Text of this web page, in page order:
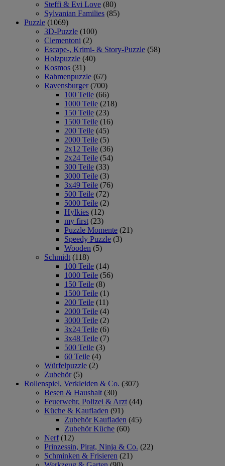
Steffi & Evi Love (80)
Sylvanian Families (85)
Puzzle (1069)
3D-Puzzle (100)
Clementoni (2)
Escape-, Krimi- & Story-Puzzle (58)
Holzpuzzle (40)
Kosmos (31)
Rahmenpuzzle (67)
Ravensburger (700)
100 Teile (66)
1000 Teile (218)
150 Teile (23)
1500 Teile (16)
200 Teile (45)
2000 Teile (5)
2x12 Teile (36)
2x24 Teile (54)
300 Teile (33)
3000 Teile (3)
3x49 Teile (76)
500 Teile (72)
5000 Teile (2)
Hylkies (12)
my first (23)
Puzzle Momente (21)
Speedy Puzzle (3)
Wooden (5)
Schmidt (118)
100 Teile (14)
1000 Teile (56)
150 Teile (8)
1500 Teile (1)
200 Teile (11)
2000 Teile (4)
3000 Teile (2)
3x24 Teile (6)
3x48 Teile (7)
500 Teile (3)
60 Teile (4)
Würfelpuzzle (2)
Zubehör (5)
Rollenspiel, Verkleiden & Co. (307)
Besen & Haushalt (30)
Feuerwehr, Polizei & Arzt (44)
Küche & Kaufladen (91)
Zubehör Kaufladen (45)
Zubehör Küche (60)
Nerf (12)
Prinzessin, Pirat, Ninja & Co. (22)
Schminken & Frisieren (21)